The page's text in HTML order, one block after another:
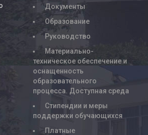
Документы
Образование
Руководство
Материально-
техническое обеспечение и
оснащенность
образовательного
процесса. Доступная среда
Стипендии и меры
поддержки обучающихся
Платные